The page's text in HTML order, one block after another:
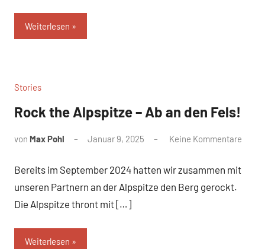
Weiterlesen
Stories
Rock the Alpspitze – Ab an den Fels!
von Max Pohl Januar 9, 2025 Keine Kommentare
Bereits im September 2024 hatten wir zusammen mit
unseren Partnern an der Alpspitze den Berg gerockt.
Die Alpspitze thront mit […]
Weiterlesen